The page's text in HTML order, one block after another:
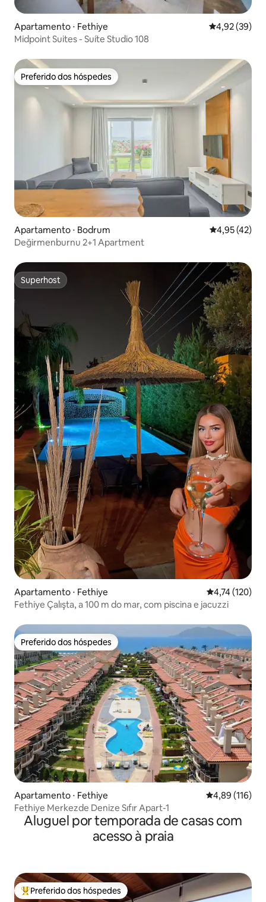
Apartamento ⋅ Fethiye 4,92 de uma
4,92 (39)
Midpoint Suites - Suíte Studio 108
Preferido dos hóspedes
Preferido dos hóspedes
Apartamento ⋅ Bodrum 4,95 de uma
4,95 (42)
Değirmenburnu 2+1 Apartment
Superhost
Superhost
Apartamento ⋅ Fethiye 4,74 de uma
4,74 (120)
Fethiye Çalışta, a 100 m do mar, com piscina e jacuzzi
Preferido dos hóspedes
Preferido dos hóspedes
Apartamento ⋅ Fethiye 4,89 de uma
4,89 (116)
Fethiye Merkezde Denize Sıfır Apart-1
Aluguel por temporada de casas com
acesso à praia
Entre os melhores preferidos dos hóspedes
Preferido dos hóspedes